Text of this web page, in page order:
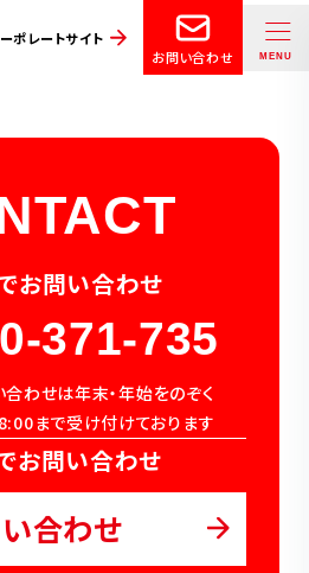
ポレートサイト
お問い合わせ
お問い合わせ
371-735
わせは年末・年始をのぞく
まで受け付けております
お問い合わせ
合わせ